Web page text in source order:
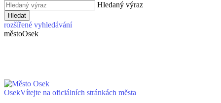
Hledaný výraz
Hledat
rozšířené vyhledávání
městoOsek
OsekVítejte na oficiálních stránkách města